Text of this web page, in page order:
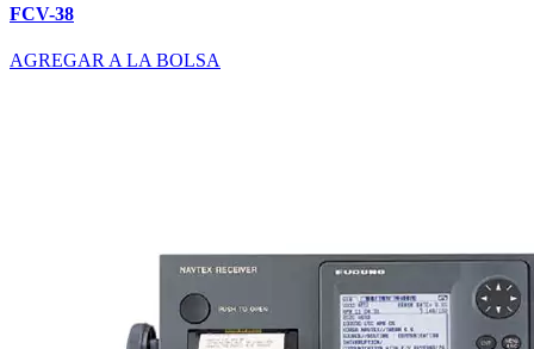
FCV-38
AGREGAR A LA BOLSA